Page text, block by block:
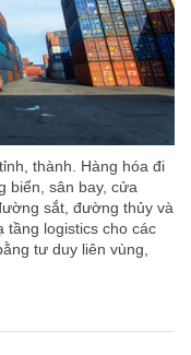
thành. Hàng hóa đi
biển, sân bay, cửa
sắt, đường thủy và
tầng logistics cho các
tư duy liên vùng,